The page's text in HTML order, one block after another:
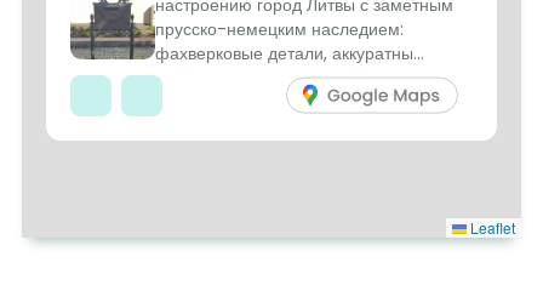
Leaflet
прусско-немецким наследием:
фахверковые детали, аккуратны...